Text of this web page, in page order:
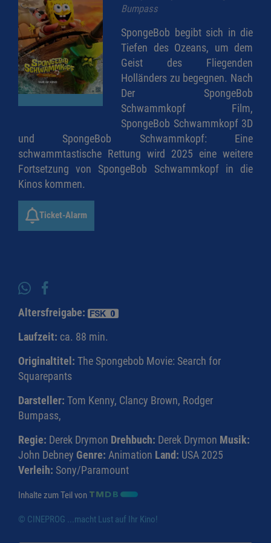
Bumpass
SpongeBob begibt sich in die
Tiefen des Ozeans, um dem
Geist des Fliegenden
Holländers zu begegnen. Nach
Der SpongeBob
Schwammkopf Film,
SpongeBob Schwammkopf 3D
und SpongeBob Schwammkopf: Eine
schwammtastische Rettung wird 2025 eine weitere
Fortsetzung von SpongeBob Schwammkopf in die
Kinos kommen.
Ticket-Alarm
Altersfreigabe:
Laufzeit: ca. 88 min.
Originaltitel: The Spongebob Movie: Search for
Squarepants
Darsteller: Tom Kenny, Clancy Brown, Rodger
Bumpass,
Regie: Derek Drymon Drehbuch: Derek Drymon Musik:
John Debney Genre: Animation Land: USA 2025
Verleih: Sony/Paramount
Inhalte zum Teil von
© CINEPROG ...macht Lust auf Ihr Kino!